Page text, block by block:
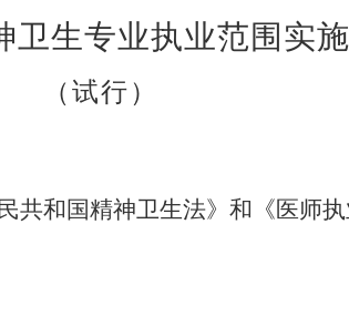
卫生专业执业范围实
（试行）
共和国精神卫生法》和《医师